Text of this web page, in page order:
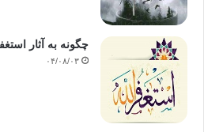
چگونه به آثار
۰۴/۰۸/۰۳